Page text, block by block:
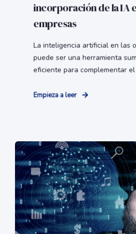
incorporación de la IA
empresas
La inteligencia artificial en las
puede ser una herramienta
eficiente para complementar
Empieza a leer